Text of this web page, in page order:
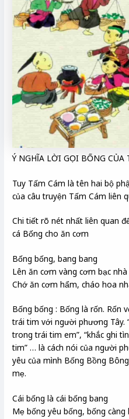
Ý NGHĨA LỜI GỌI BỐNG CỦA
Tuy Tấm Cám là tên hai bộ
của câu truyện Tấm Cám liên
Chi tiết rõ nét nhất liên quan
cá Bống cho ăn cơm
Bống bống, bang bang
Lên ăn cơm vàng cơm bạc
Chớ ăn cơm hẩm, cháo hoa
Bống bống : Bống là rốn. Rốn
trái tim với người phương Tây.
trong trái tim em”, “khắc ghi
tim” … là cách nói của người
yêu của mình Bống Bồng
mẹ.
Cái bống là cái bống bang
Mẹ bống yêu bống, bống